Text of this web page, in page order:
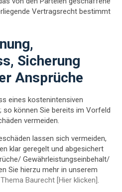
Vertragsrecht bestimmt
Sicherung
Ansprüche
eines kostenintensiven
so können Sie bereits im Vorfeld
vermeiden.
lassen sich vermeiden,
klar geregelt und abgesichert
Gewährleistungseinbehalt/
Sie hierzu mehr in unserem
Baurecht [Hier klicken].